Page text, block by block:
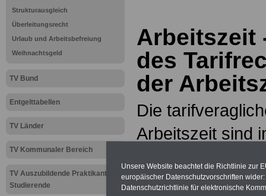
Strukturausgleich
Überleitungsrecht
Urlaub und Arbeitsbefreiung
Weihnachtsgeld
TV Bund
Entgelttabellen
TV Länder
TV Kommunaler Bereich
TV Auszubildende Praktikanten
Studierende
Arbeitszeit
des
der
Die
Arbeitszeit sind
geregelt, u.a. in
Unsere Website beachtet die Richtlinie zur
europäischer Datenschutzvorschriften
Datenschutzrichtlinie für elektronische